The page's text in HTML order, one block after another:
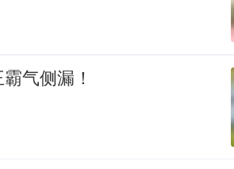
气侧漏！